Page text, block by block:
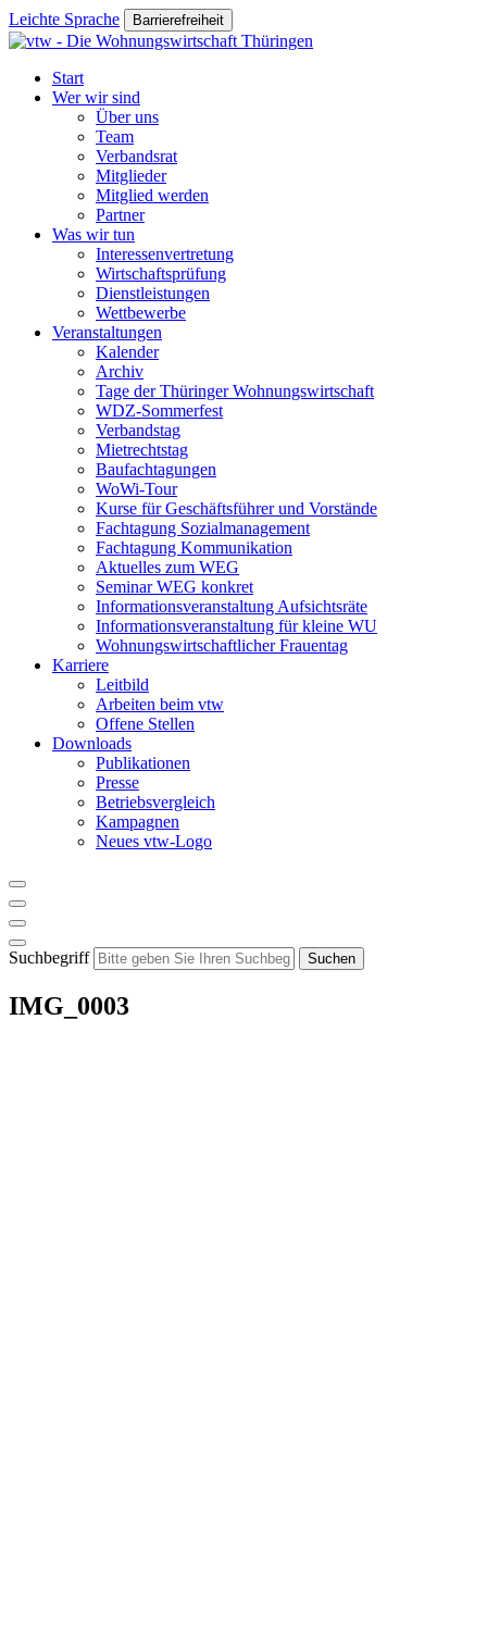
Leichte Sprache Barrierefreiheit
Start
Wer wir sind
Über uns
Team
Verbandsrat
Mitglieder
Mitglied werden
Partner
Was wir tun
Interessenvertretung
Wirtschaftsprüfung
Dienstleistungen
Wettbewerbe
Veranstaltungen
Kalender
Archiv
Tage der Thüringer Wohnungswirtschaft
WDZ-Sommerfest
Verbandstag
Mietrechtstag
Baufachtagungen
WoWi-Tour
Kurse für Geschäftsführer und Vorstände
Fachtagung Sozialmanagement
Fachtagung Kommunikation
Aktuelles zum WEG
Seminar WEG konkret
Informationsveranstaltung Aufsichtsräte
Informationsveranstaltung für kleine WU
Wohnungswirtschaftlicher Frauentag
Karriere
Leitbild
Arbeiten beim vtw
Offene Stellen
Downloads
Publikationen
Presse
Betriebsvergleich
Kampagnen
Neues vtw-Logo
Suchbegriff Suchen
IMG_0003